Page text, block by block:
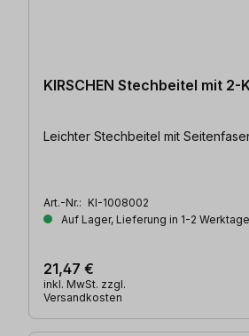
KIRSCHEN Stechbeitel mit 2-
Leichter Stechbeitel mit
Art.-Nr.: KI-1008002
Auf Lager, Lieferung in 1-2
21,47 €
inkl. MwSt. zzgl.
Versandkosten